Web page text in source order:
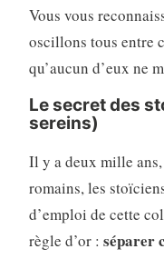
Vous vous
oscillons tous entre
qu’aucun d’eux ne
Le secret des
sereins)
Il y a deux mille
romains, les
d’emploi de cette
règle d’or : séparer